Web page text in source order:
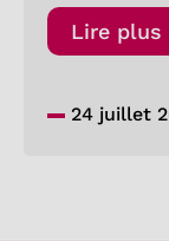
Lire plus
24 juillet